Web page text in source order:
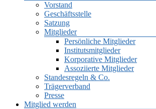
Vorstand
Geschäftsstelle
Satzung
Mitglieder
Persönliche Mitglieder
Institutsmitglieder
Korporative Mitglieder
Assoziierte Mitglieder
Standesregeln & Co.
Trägerverband
Presse
Mitglied werden